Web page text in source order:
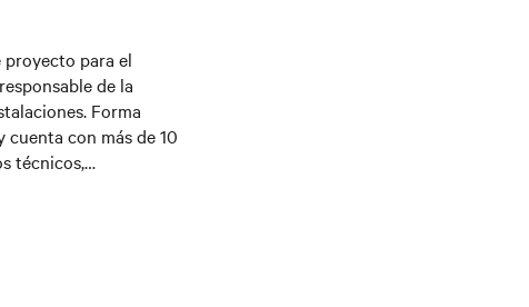
proyecto para el
de la
Forma
cuenta con más de 10
técnicos,